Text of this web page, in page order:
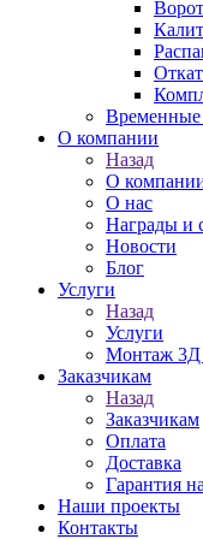
Временные
О компании
Назад
О
О нас
Награды и
Новости
Блог
Услуги
Назад
Услуги
Монтаж 3Д
Заказчикам
Назад
Заказчикам
Оплата
Доставка
Гарантия
Наши проекты
Контакты